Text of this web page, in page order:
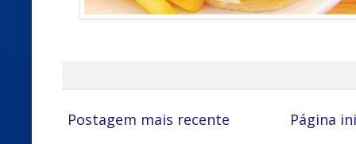
Postagem mais recente Página